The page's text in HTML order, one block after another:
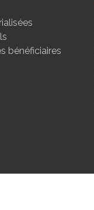
bénéficiaires